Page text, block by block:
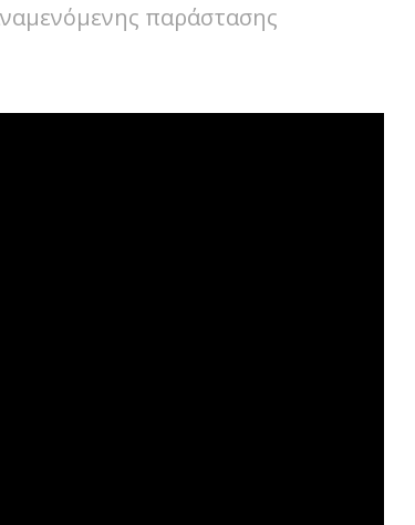
παράστασης